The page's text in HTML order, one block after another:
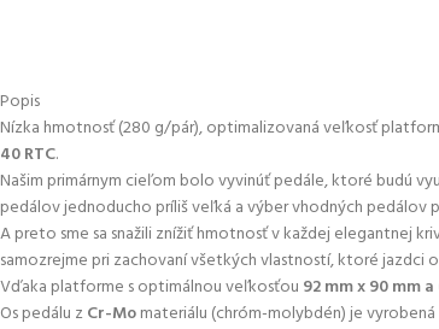
Popis
Nízka hmotnosť (280 g/pár), optimalizovaná veľkosť
40 RTC.
Našim primárnym cieľom bolo vyvinúť pedále, ktoré budú
pedálov jednoducho príliš veľká a výber vhodných pedálov
A preto sme sa snažili znížiť hmotnosť v každej elegantnej
samozrejme pri zachovaní všetkých vlastností, ktoré jazdci
Vďaka platforme s optimálnou veľkosťou 92 mm x 90 mm
Os pedálu zCr-Momateriálu (chróm-molybdén) je